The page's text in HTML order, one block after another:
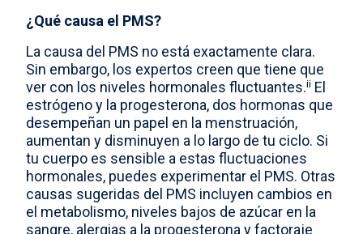
¿Qué causa el PMS?
La causa del PMS no está exactamente clara.
Sin embargo, los expertos creen que tiene que
ver con los niveles hormonales fluctuantes.ii El
estrógeno y la progesterona, dos hormonas que
desempeñan un papel en la menstruación,
aumentan y disminuyen a lo largo de tu ciclo. Si
tu cuerpo es sensible a estas fluctuaciones
hormonales, puedes experimentar el PMS. Otras
causas sugeridas del PMS incluyen cambios en
el metabolismo, niveles bajos de azúcar en la
sangre, alergias a la progesterona y factoraje